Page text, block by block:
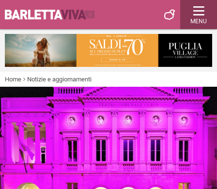
MENU
Home Notizie e aggiornamenti